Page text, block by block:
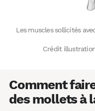
Les muscles sollicités
Crédit
Comment
des mollets à